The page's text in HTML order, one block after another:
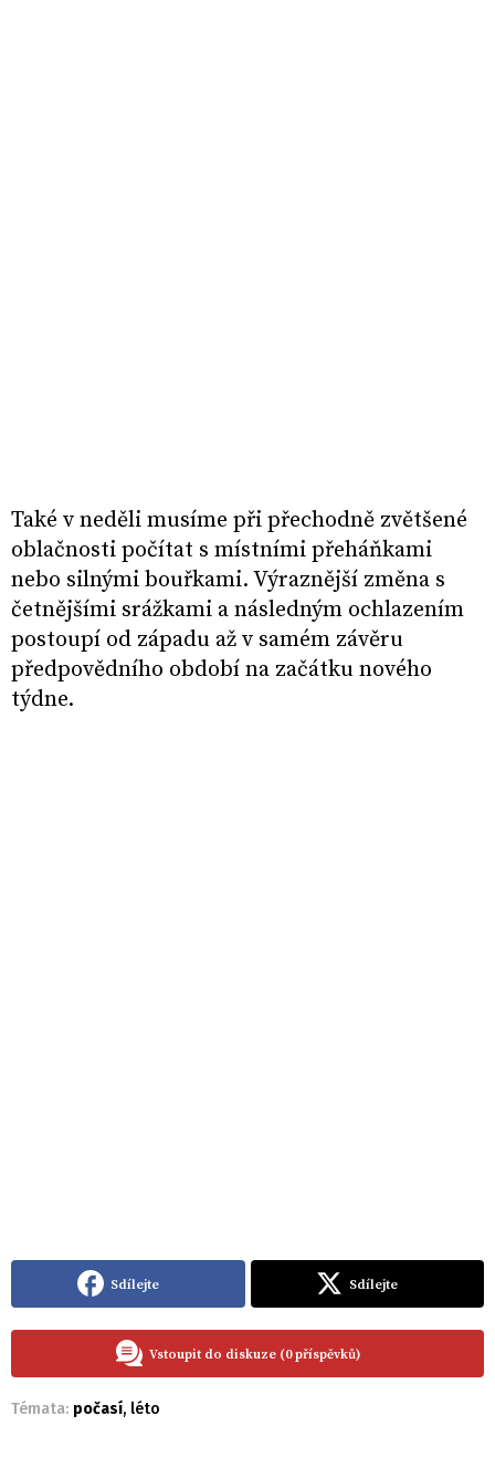
Také v neděli musíme při přechodně zvětšené
oblačnosti počítat s místními přeháňkami
nebo silnými bouřkami. Výraznější změna s
četnějšími srážkami a následným ochlazením
postoupí od západu až v samém závěru
předpovědního období na začátku nového
týdne.
Sdílejte Sdílejte
Vstoupit do diskuze (0 příspěvků)
Témata: počasí, léto